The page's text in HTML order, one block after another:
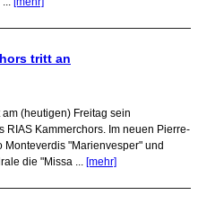
tritt an
(heutigen) Freitag sein
RIAS Kammerchors. Im neuen Pierre-
"Marienvesper" und
die "Missa ... [mehr]